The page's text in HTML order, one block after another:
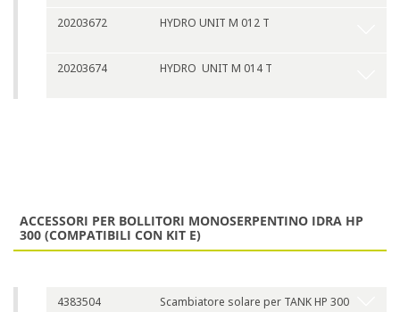
20203672 HYDRO UNIT M 012 T
20203674 HYDRO UNIT M 014 T
ACCESSORI PER BOLLITORI MONOSERPENTINO IDRA HP
300 (COMPATIBILI CON KIT E)
4383504 Scambiatore solare per TANK HP 300